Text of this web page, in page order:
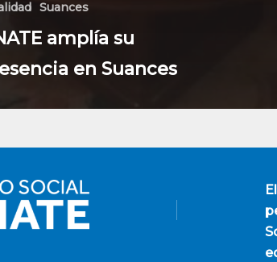
Suances
amplía su
en Suances
El